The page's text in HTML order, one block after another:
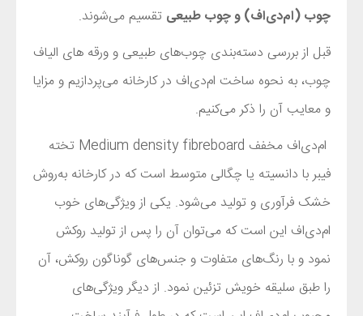
چوب (ام‌دی‌اف) و چوب طبیعی تقسیم می‌شوند.
قبل از بررسی دسته‌بندی چوب‌های طبیعی و ورقه های الیاف
چوب، به نحوه ساخت ام‌دی‌اف در کارخانه می‌پردازیم و مزایا
و معایب آن را ذکر می‌کنیم.
ام‌دی‌اف مخفف Medium density fibreboard تخته
فیبر با دانسیته یا چگالی متوسط است که در کارخانه به‌روش
خشک فرآوری و تولید می‌شود. یکی از ویژگی‌های خوب
ام‌دی‌اف این‌ است که می‌توان آن را پس از تولید روکش
نمود و با رنگ‌های متفاوت و جنس‌های گوناگون روکش، آن
را طبق سلیقه خویش تزئین نمود.‌ از دیگر ویژگی‌های